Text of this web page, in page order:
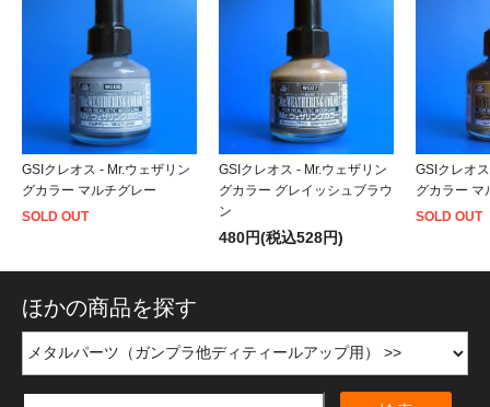
GSIクレオス - Mr.ウェザリン
グカラー マルチグレー
SOLD OUT
GSIクレオス - Mr.ウェザリン
グカラー グレイッシュブラウ
ン
480円(税込528円)
GSIクレオ
グカラー マ
SOLD OUT
ほかの商品を探す